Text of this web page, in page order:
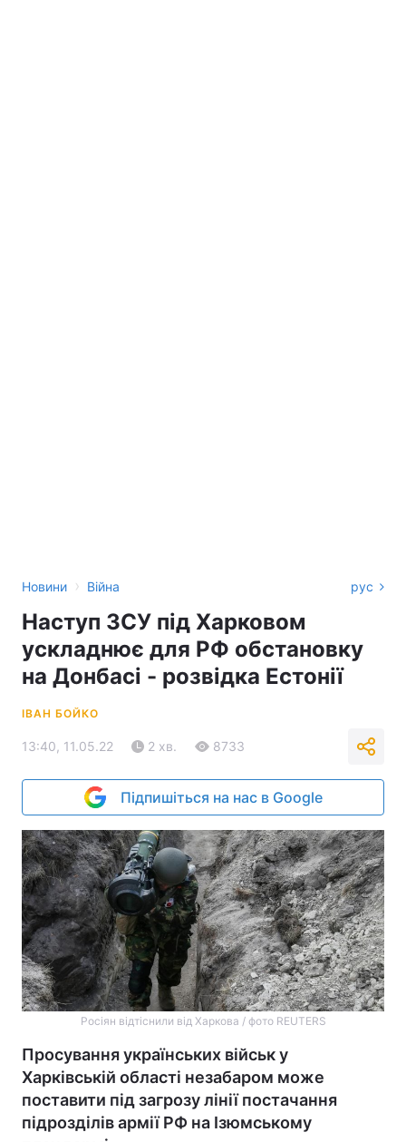
Новини › Війна рус
Наступ ЗСУ під Харковом
ускладнює для РФ обстановку
на Донбасі - розвідка Естонії
ІВАН БОЙКО
13:40, 11.05.22 2 хв. 8733
Підпишіться на нас в Google
Росіян відтіснили від Харкова / фото REUTERS
Просування українських військ у
Харківській області незабаром може
поставити під загрозу лінії постачання
підрозділів армії РФ на Ізюмському